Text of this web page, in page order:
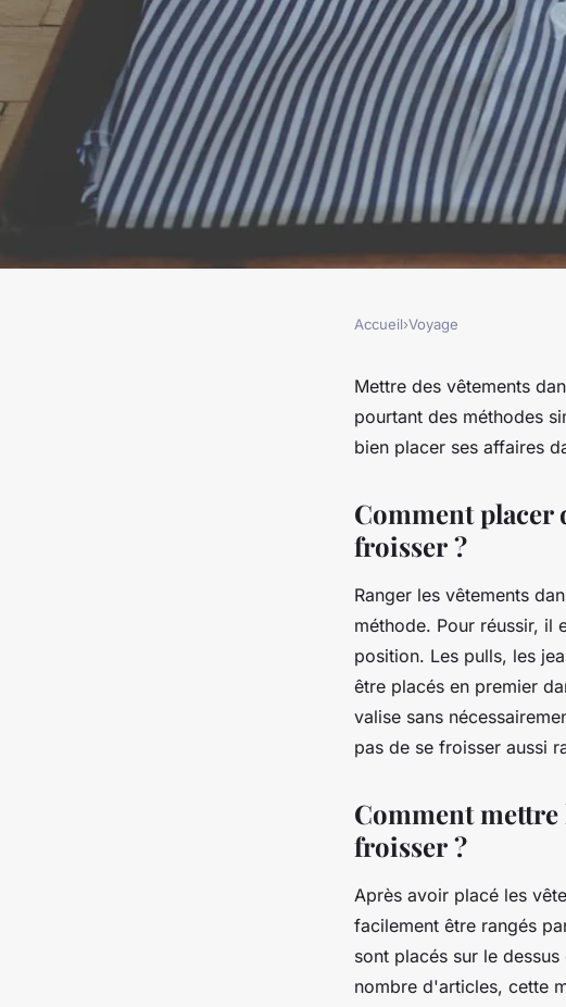
Quelles sont les
œuvre pour faire sa
ses vêtements ?
Accueil›Voyage
Mettre des vêtements
pourtant des méthodes
bien placer ses affaires
Comment placer
froisser ?
Ranger les vêtements
méthode. Pour réussir, il
position. Les pulls, les
être placés en premier
valise sans
pas de se froisser aussi
Comment mettre
froisser ?
Après avoir placé les
facilement être rangés
sont placés sur le
nombre d'articles, cette